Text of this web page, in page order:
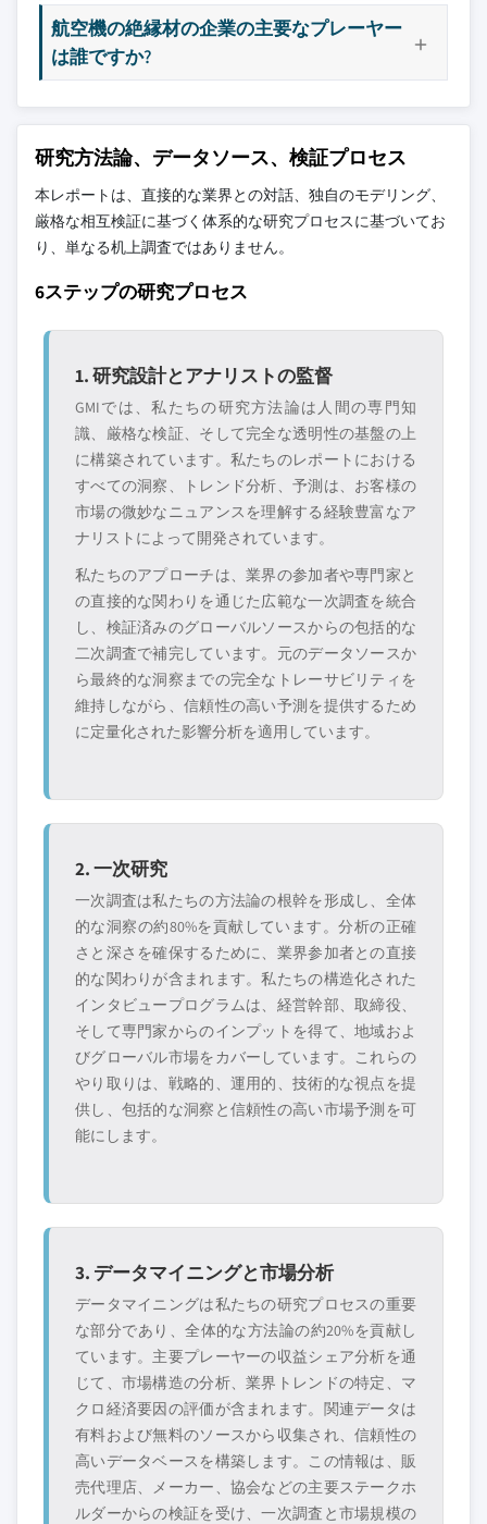
航空機の絶縁材の企業の主要なプレーヤー
は誰ですか?
研究方法論、データソース、検証プロセス
本レポートは、直接的な業界との対話、独自のモデリング、
厳格な相互検証に基づく体系的な研究プロセスに基づいてお
り、単なる机上調査ではありません。
6ステップの研究プロセス
1. 研究設計とアナリストの監督
GMIでは、私たちの研究方法論は人間の専門知
識、厳格な検証、そして完全な透明性の基盤の上
に構築されています。私たちのレポートにおける
すべての洞察、トレンド分析、予測は、お客様の
市場の微妙なニュアンスを理解する経験豊富なア
ナリストによって開発されています。
私たちのアプローチは、業界の参加者や専門家と
の直接的な関わりを通じた広範な一次調査を統合
し、検証済みのグローバルソースからの包括的な
二次調査で補完しています。元のデータソースか
ら最終的な洞察までの完全なトレーサビリティを
維持しながら、信頼性の高い予測を提供するため
に定量化された影響分析を適用しています。
2. 一次研究
一次調査は私たちの方法論の根幹を形成し、全体
的な洞察の約80%を貢献しています。分析の正確
さと深さを確保するために、業界参加者との直接
的な関わりが含まれます。私たちの構造化された
インタビュープログラムは、経営幹部、取締役、
そして専門家からのインプットを得て、地域およ
びグローバル市場をカバーしています。これらの
やり取りは、戦略的、運用的、技術的な視点を提
供し、包括的な洞察と信頼性の高い市場予測を可
能にします。
3. データマイニングと市場分析
データマイニングは私たちの研究プロセスの重要
な部分であり、全体的な方法論の約20%を貢献し
ています。主要プレーヤーの収益シェア分析を通
じて、市場構造の分析、業界トレンドの特定、マ
クロ経済要因の評価が含まれます。関連データは
有料および無料のソースから収集され、信頼性の
高いデータベースを構築します。この情報は、販
売代理店、メーカー、協会などの主要ステークホ
ルダーからの検証を受け、一次調査と市場規模の